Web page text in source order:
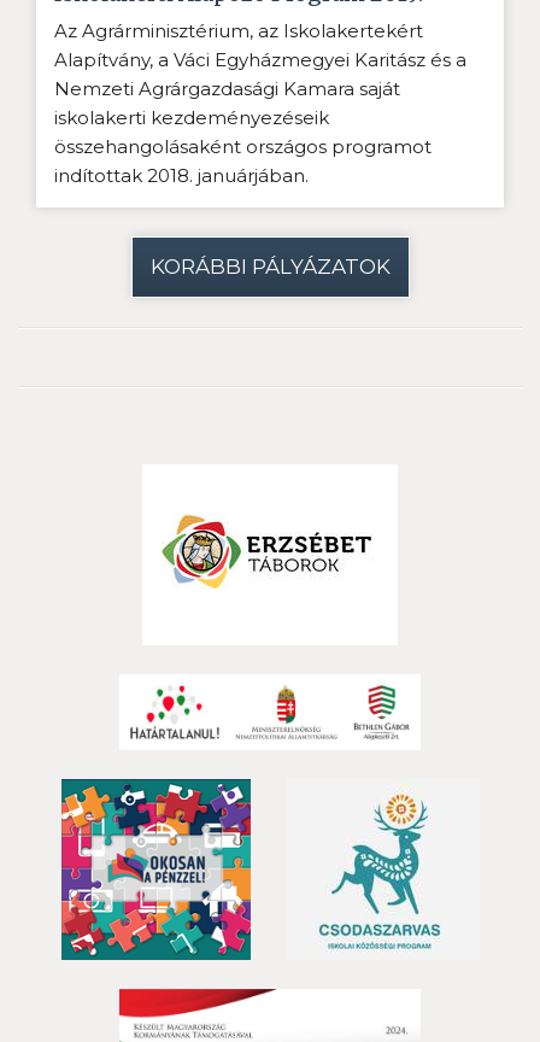
Az Agrárminisztérium, az Iskolakertekért
Alapítvány, a Váci Egyházmegyei Karitász és a
Nemzeti Agrárgazdasági Kamara saját
iskolakerti kezdeményezéseik
összehangolásaként országos programot
indítottak 2018. januárjában.
KORÁBBI PÁLYÁZATOK